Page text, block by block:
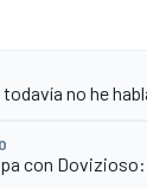
no he
con